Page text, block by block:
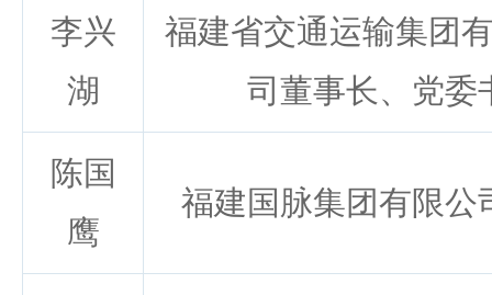
李兴
湖
福建省交通运输集团
司董事长、党委
陈国
鹰
福建国脉集团有限公